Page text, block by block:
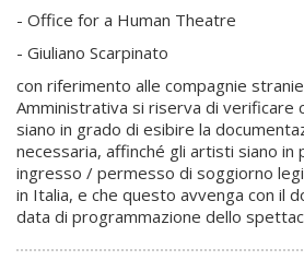
- Office for a Human Theatre
- Giuliano Scarpinato
con riferimento alle compagnie
Amministrativa si riserva di verificare
siano in grado di esibire la
necessaria, affinché gli artisti siano
ingresso / permesso di soggiorno
in Italia, e che questo avvenga con il
data di programmazione dello